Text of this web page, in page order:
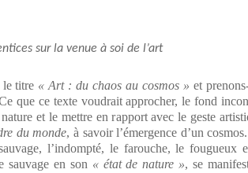
sur la venue à soi de l’art
titre « Art : du chaos au cosmos » et
que ce texte voudrait approcher, le fond
et le mettre en rapport avec le geste
du monde, à savoir l’émergence d’un
l’indompté, le farouche, le fougueux
en son « état de nature », se